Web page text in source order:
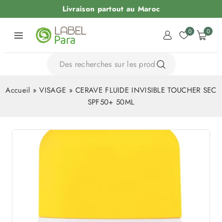
Livraison partout au Maroc
0 0
Accueil »VISAGE »CERAVE FLUIDE INVISIBLE TOUCHER SEC
SPF50+ 50ML